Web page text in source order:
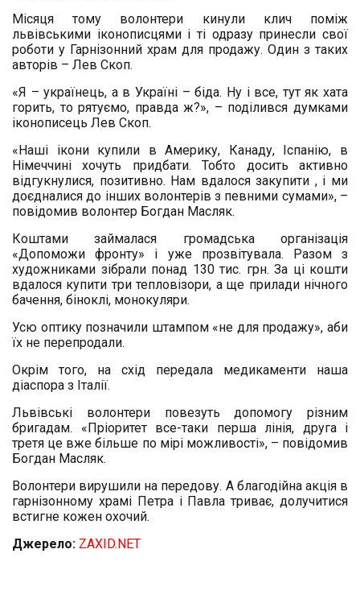
Місяця тому волонтери кинули клич поміж
львівськими іконописцями і ті одразу принесли свої
роботи у Гарнізонний храм для продажу. Один з таких
авторів – Лев Скоп.
«Я – українець, а в Україні – біда. Ну і все, тут як хата
горить, то рятуємо, правда ж?», – поділився думками
іконописець Лев Скоп.
«Наші ікони купили в Америку, Канаду, Іспанію, в
Німеччині хочуть придбати. Тобто досить активно
відгукнулися, позитивно. Нам вдалося закупити , і ми
доєдналися до інших волонтерів з певними сумами», –
повідомив волонтер Богдан Масляк.
Коштами займалася громадська організація
«Допоможи фронту» і уже прозвітувала. Разом з
художниками зібрали понад 130 тис. грн. За ці кошти
вдалося купити три тепловізори, а ще прилади нічного
бачення, біноклі, монокуляри.
Усю оптику позначили штампом «не для продажу», аби
їх не перепродали.
Окрім того, на схід передала медикаменти наша
діаспора з Італії.
Львівські волонтери повезуть допомогу різним
бригадам. «Пріоритет все-таки перша лінія, друга і
третя це вже більше по мірі можливості», – повідомив
Богдан Масляк.
Волонтери вирушили на передову. А благодійна акція в
гарнізонному храмі Петра і Павла триває, долучитися
встигне кожен охочий.
Джерело: ZAXID.NET